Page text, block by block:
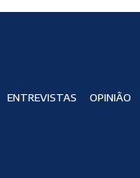
ENTREVISTAS OPINIÃO